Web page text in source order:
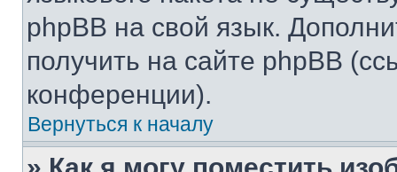
phpBB на свой язык.
получить на сайте phpBB
конференции).
Вернуться к началу